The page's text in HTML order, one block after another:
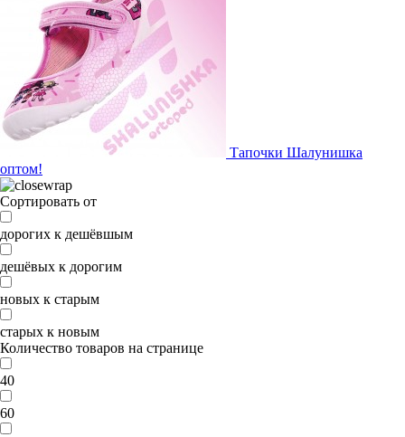
Тапочки Шалунишка
оптом!
Сортировать от
дорогих к дешёвшым
дешёвых к дорогим
новых к старым
старых к новым
Количество товаров на странице
40
60